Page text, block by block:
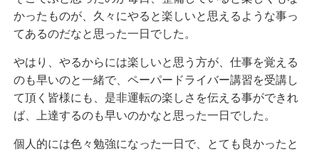
かったものが、久々にやると楽しいと思えるような事っ
てあるのだなと思った一日でした。
やはり、やるからには楽しいと思う方が、仕事を覚える
のも早いのと一緒で、ペーパードライバー講習を受講し
て頂く皆様にも、是非運転の楽しさを伝える事ができれ
ば、上達するのも早いのかなと思った一日でした。
個人的には色々勉強になった一日で、とても良かったと